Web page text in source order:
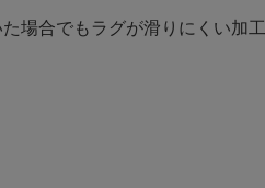
場合でもラグが滑りにくい加工